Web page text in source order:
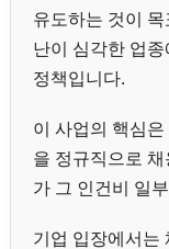
유도하는 것이
난이 심각한 업
정책입니다.
이 사업의 핵심
을 정규직으로
가 그 인건비 일
기업 입장에서는